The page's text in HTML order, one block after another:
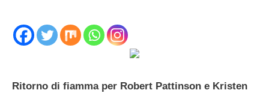
Ritorno di fiamma per Robert Pattinson e Kristen